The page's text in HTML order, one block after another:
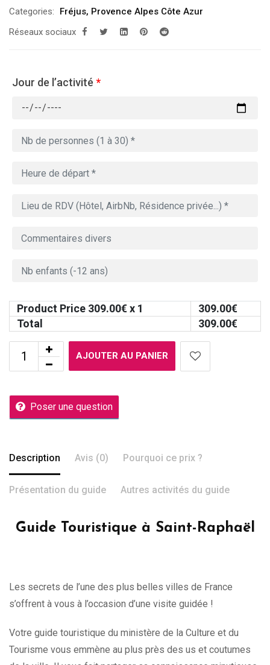
Categories: Fréjus, Provence Alpes Côte Azur
Réseaux sociaux
Jour de l’activité *
Product Price 309.00€ x 1 309.00€
Total
309.00€
AJOUTER AU PANIER
Poser une question
Description Avis (0) Pourquoi ce prix ?
Présentation du guide Autres activités du guide
Guide Touristique à Saint-Raphaël
Les secrets de l’une des plus belles villes de France
s’offrent à vous à l’occasion d’une visite guidée !
Votre guide touristique du ministère de la Culture et du
Tourisme vous emmène au plus près des us et coutumes